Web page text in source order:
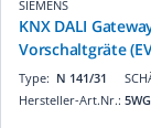
SIEMENS
KNX DALI
Vorschaltgräte
Type: N 141/31
Hersteller-Art.Nr.: